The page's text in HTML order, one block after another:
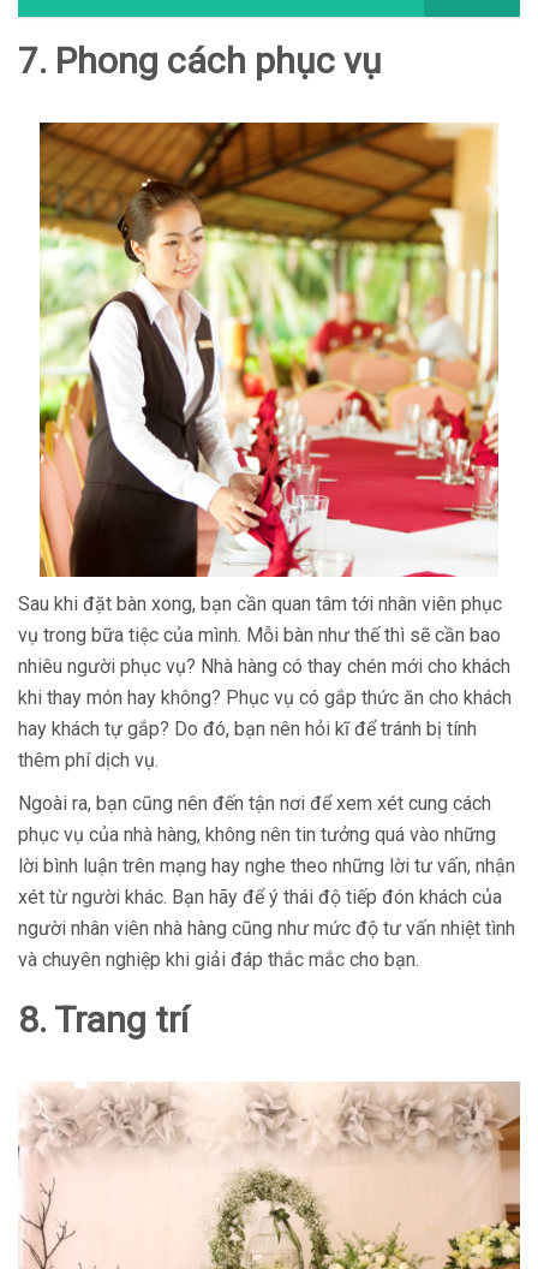
7. Phong cách phục vụ
Sau khi đặt bàn xong, bạn cần quan tâm tới nhân viên phục
vụ trong bữa tiệc của mình. Mỗi bàn như thế thì sẽ cần bao
nhiêu người phục vụ? Nhà hàng có thay chén mới cho khách
khi thay món hay không? Phục vụ có gắp thức ăn cho khách
hay khách tự gắp? Do đó, bạn nên hỏi kĩ để tránh bị tính
thêm phí dịch vụ.
Ngoài ra, bạn cũng nên đến tận nơi để xem xét cung cách
phục vụ của nhà hàng, không nên tin tưởng quá vào những
lời bình luận trên mạng hay nghe theo những lời tư vấn, nhận
xét từ người khác. Bạn hãy để ý thái độ tiếp đón khách của
người nhân viên nhà hàng cũng như mức độ tư vấn nhiệt tình
và chuyên nghiệp khi giải đáp thắc mắc cho bạn.
8. Trang trí